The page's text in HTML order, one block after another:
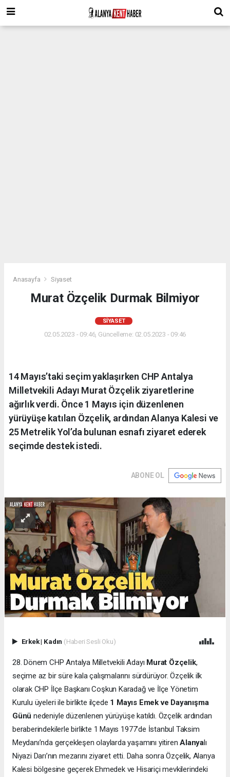
Anasayfa Siyaset
Murat Özçelik Durmak Bilmiyor
SIYASET
02.05.2023 - 09:46, Güncelleme: 02.05.2023 - 09:46
14 Mayıs’taki seçim yaklaşırken CHP Antalya
Milletvekili Adayı Murat Özçelik ziyaretlerine
ağırlık verdi. Önce 1 Mayıs için düzenlenen
yürüyüşe katılan Özçelik, ardından Alanya Kalesi ve
25 Metrelik Yol’da bulunan esnafı ziyaret ederek
seçimde destek istedi.
ABONE OL
Erkek| Kadın (Haberi Sesli Oku)
28. Dönem CHP Antalya Milletvekili Adayı Murat Özçelik,
seçime az bir süre kala çalışmalarını sürdürüyor. Özçelik ilk
olarak CHP İlçe Başkanı Coşkun Karadağ ve İlçe Yönetim
Kurulu üyeleri ile birlikte ilçede 1 Mayıs Emek ve Dayanışma
Günü nedeniyle düzenlenen yürüyüşe katıldı. Özçelik ardından
beraberindekilerle birlikte 1 Mayıs 1977’de İstanbul Taksim
Meydanı’nda gerçekleşen olaylarda yaşamını yitirenAlanyalı
Niyazi Darı’nın mezarını ziyaret etti. Daha sonra Özçelik, Alanya
Kalesi bölgesine geçerek Ehmedek ve Hisariçi mevkilerindeki